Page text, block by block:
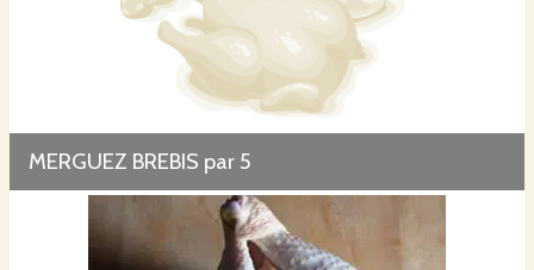
MERGUEZ BREBIS par 5